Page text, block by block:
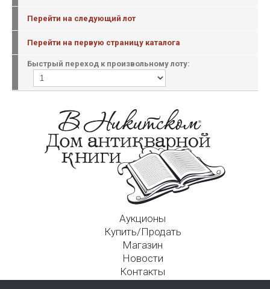
Перейти на следующий лот
Перейти на первую страницу каталога
Быстрый переход к произвольному лоту:
Аукционы
Купить/Продать
Магазин
Новости
Контакты